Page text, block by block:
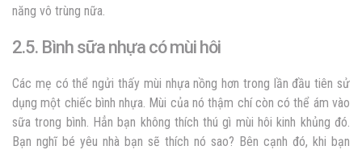
năng vô trùng nữa.
2.5. Bình sữa nhựa có mùi hôi
Các mẹ có thể ngửi thấy mùi nhựa nồng hơn trong lần đầu tiên sử
dụng một chiếc bình nhựa. Mùi của nó thậm chí còn có thể ám vào
sữa trong bình. Hẳn bạn không thích thú gì mùi hôi kinh khủng đó.
Bạn nghĩ bé yêu nhà bạn sẽ thích nó sao? Bên cạnh đó, khi bạn